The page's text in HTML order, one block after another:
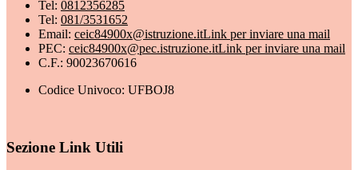
Tel: 0812356285
Tel: 081/3531652
Email: ceic84900x@istruzione.itLink per inviare una mail
PEC: ceic84900x@pec.istruzione.itLink per inviare una mail
C.F.: 90023670616
Codice Univoco: UFBOJ8
Sezione Link Utili